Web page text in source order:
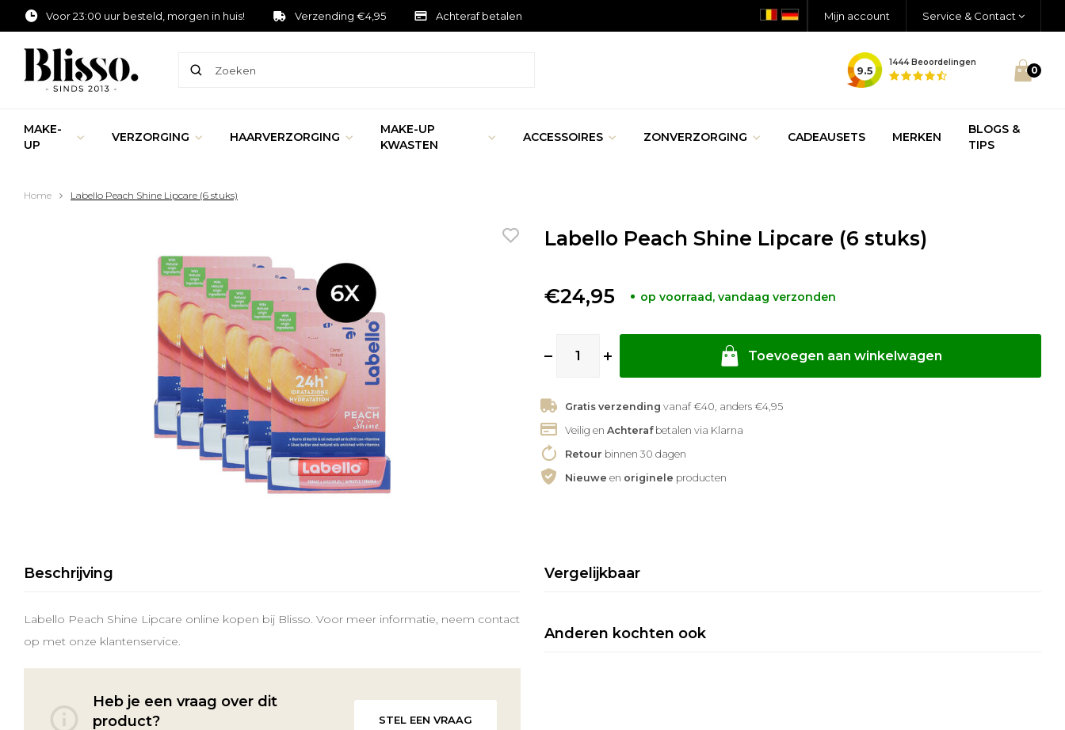
Voor 23:00 uur besteld, morgen in huis! Verzending €4,95 Achteraf betalen Mijn account Service & Contact
9.5
1444Beoordelingen
0
MAKE-
UP
VERZORGING HAARVERZORGING
MAKE-UP
KWASTEN
ACCESSOIRES ZONVERZORGING CADEAUSETS MERKEN
BLOGS &
TIPS
Home Labello Peach Shine Lipcare (6 stuks)
Labello Peach Shine Lipcare (6 stuks)
€24,95 op voorraad, vandaag verzonden
Toevoegen aan winkelwagen
Gratis verzending vanaf €40, anders €4,95
Veilig en Achterafbetalen via Klarna
Retour binnen 30 dagen
Nieuwe en originele producten
Beschrijving
Labello Peach Shine Lipcare online kopen bij Blisso. Voor meer informatie, neem contact
op met onze klantenservice.
Heb je een vraag over dit
product?
STEL EEN VRAAG
Vergelijkbaar
Anderen kochten ook